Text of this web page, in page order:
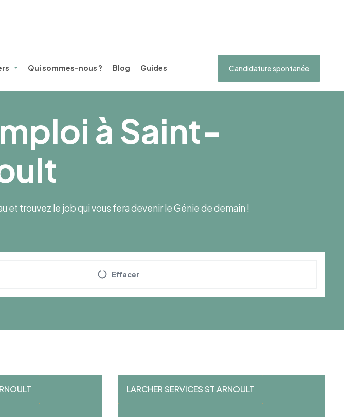
Qui sommes-nous ? Blog Guides Candidature spontanée
à Saint-
et trouvez le job qui vous fera devenir le Génie de demain !
Effacer
LARCHER SERVICES ST ARNOULT